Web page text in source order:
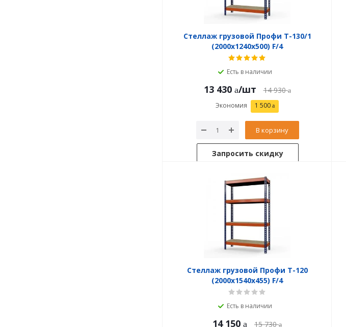
Стеллаж грузовой Профи Т-130/1
(2000x1240x500) F/4
Есть в наличии
13 430 /шт 14 930
Экономия 1 500
В корзину
Запросить скидку
Стеллаж грузовой Профи Т-120
(2000x1540x455) F/4
Есть в наличии
14 150 15 730